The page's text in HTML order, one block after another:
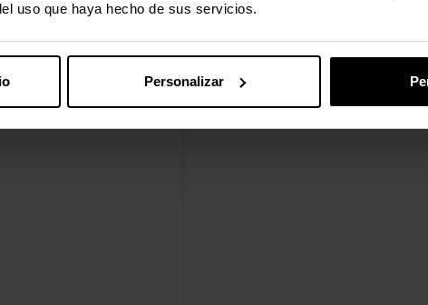
uso que haya hecho de sus servicios.
Personalizar